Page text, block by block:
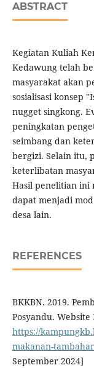
ABSTRACT
Kegiatan Kuliah
Kedawung telah
masyarakat akan
sosialisasi konsep
nugget singkong.
peningkatan
seimbang dan
bergizi. Selain itu,
keterlibatan
Hasil penelitian ini
dapat menjadi
desa lain.
REFERENCES
BKKBN. 2019.
Posyandu. Website
https://
makanan-
September 2024]